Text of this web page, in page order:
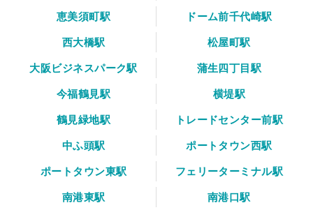
恵美須町駅
ドーム前千代崎駅
西大橋駅
松屋町駅
大阪ビジネスパーク駅
蒲生四丁目駅
今福鶴見駅
横堤駅
鶴見緑地駅
トレードセンター前駅
中ふ頭駅
ポートタウン西駅
ポートタウン東駅
フェリーターミナル駅
南港東駅
南港口駅